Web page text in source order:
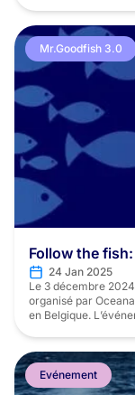
l’océan sont une
Mr.Goodfish 3.0
Follow the fish:
24 Jan 2025
Le 3 décembre
organisé par
en Belgique.
produits de […]
Evénement